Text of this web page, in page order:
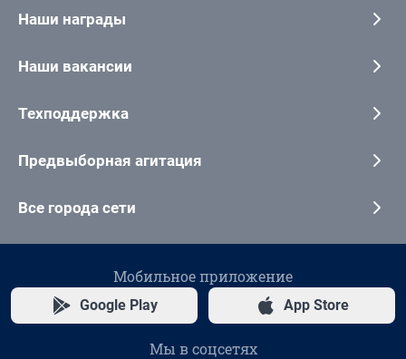
Наши награды
Наши вакансии
Техподдержка
Предвыборная агитация
Все города сети
Мобильное приложение
Google Play App Store
Мы в соцсетях